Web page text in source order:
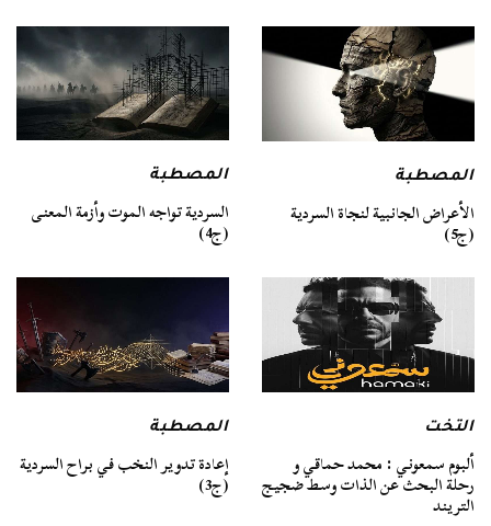
المصطبة
الأعراض الجانبية لنجاة السردية
(ج5)
المصطبة
السردية تواجه الموت وأزمة المعنى
(ج4)
التخت
ألبوم سمعوني : محمد حماقي و
رحلة البحث عن الذات وسط ضجيج
التريند
المصطبة
إعادة تدوير النخب في براح السردية
(ج3)